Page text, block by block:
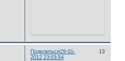
Поделиться 13
29-01-
2012 23:03:54